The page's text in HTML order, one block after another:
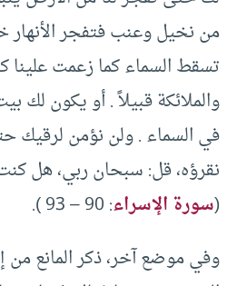
من نخيل وعنب فتفجر الأنهار
تسقط السماء كما زعمت علينا
والملائكة قبيلاً . أو يكون
في السماء . ولن نؤمن لرقيك
نقرؤه، قل: سبحان ربي، هل
(سورة الإسراء: 90 – 93 ).
وفي موضع آخر، ذكر المانع من